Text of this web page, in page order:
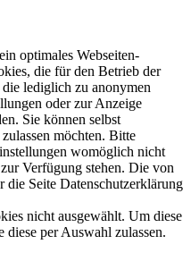
optimales Webseiten-
die für den Betrieb der
lediglich zu anonymen
oder zur Anzeige
Sie können selbst
möchten. Bitte
womöglich nicht
Verfügung stehen. Die von
Seite Datenschutzerklärung
nicht ausgewählt. Um diese
diese per Auswahl zulassen.